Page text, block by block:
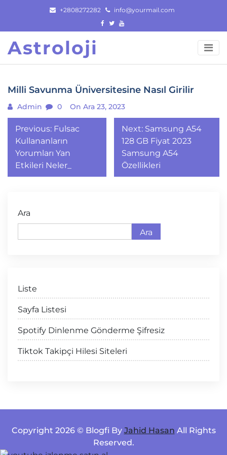
content
+2808272282 info@yourmail.com
Astroloji
Milli Savunma Üniversitesine Nasıl Girilir
Admin 0 On Ara 23, 2023
Yazı
gezinmesi
Previous: Fulsac
Kullananların
Yorumları Yan
Etkileri Neler_
Next: Samsung A54
128 GB Fiyat 2023
Samsung A54
Özellikleri
Ara
Ara
Liste
Sayfa Listesi
Spotify Dinlenme Gönderme Şifresiz
Tiktok Takipçi Hilesi Siteleri
Copyright 2026 © Blogfi By Jahid Hasan All Rights
Reserved.